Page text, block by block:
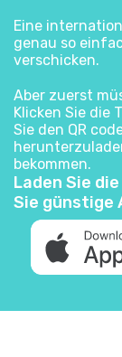
Laden Sie
Sie günstige
Eine
genau so
verschicken.
Aber zuerst
Klicken Sie die
Sie den QR
bekommen.